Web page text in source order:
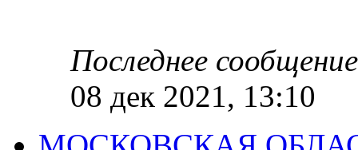
Последнее сообщение
08 дек 2021, 13:10